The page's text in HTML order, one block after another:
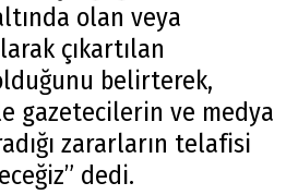
olan veya
çıkartılan
belirterek,
gazetecilerin ve medya
zararların telafisi
dedi.